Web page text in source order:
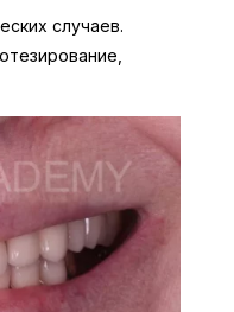
случаев.